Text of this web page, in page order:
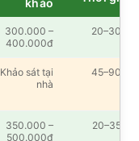
khảo
300.000 –
400.000đ
20–30′
Khảo sát tại
nhà
45–90′
350.000 –
500.000đ
20–35′